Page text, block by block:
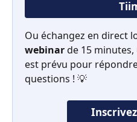
Ou échangez en direct
webinar de 15 minutes,
est prévu pour
questions ! 💡